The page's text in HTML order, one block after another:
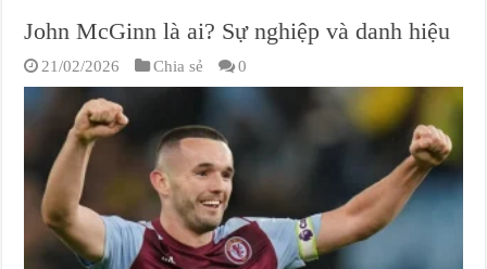
John McGinn là ai? Sự nghiệp và danh hiệu
21/02/2026 Chia sẻ 0